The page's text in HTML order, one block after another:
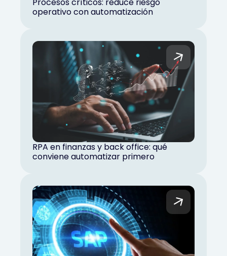
operativo con automatización
RPA en finanzas y back office: qué
conviene automatizar primero